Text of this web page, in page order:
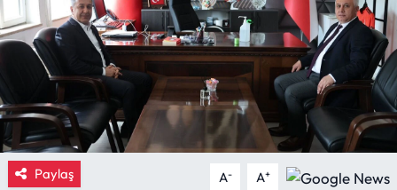
Paylaş A- A+
Ekonomi
Güncel
İskilip Haberleri
Kargı Haberleri